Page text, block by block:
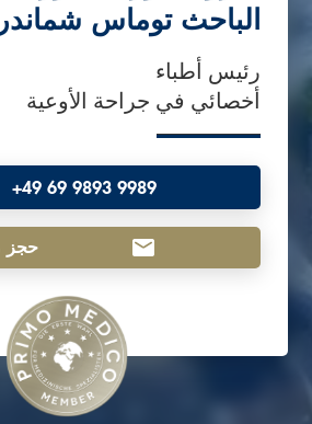
c
الباحث توماس شماندرا
رئيس أطباء
أخصائي في جراحة الأوعية
+49 69 9893 9989
حجز